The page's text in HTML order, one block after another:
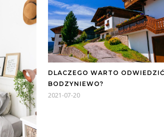
DLACZEGO WARTO
BODZYNIEWO?
2021-07-20